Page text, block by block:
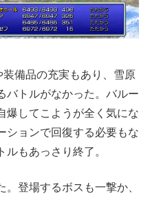
備品の充実もあり、雪原
バトルがなかった。バルー
爆してこようが全く気にな
ションで回復する必要もな
もあっさり終了。
登場するボスも一撃か、